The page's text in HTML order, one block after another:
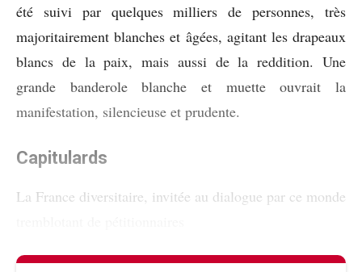
été suivi par quelques milliers de personnes, très
majoritairement blanches et âgées, agitant les drapeaux
blancs de la paix, mais aussi de la reddition. Une
grande banderole blanche et muette ouvrait la
manifestation, silencieuse et prudente.
Capitulards
La France diversitaire, invitée au dialogue par ce monde